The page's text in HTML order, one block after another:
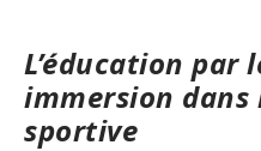
L’éducation par
immersion
sportive